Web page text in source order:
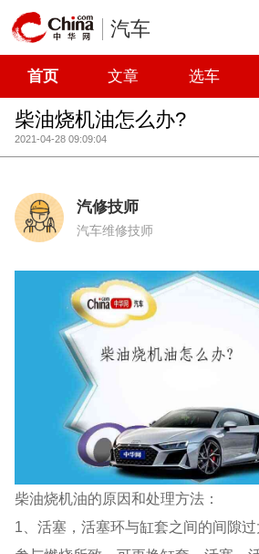
汽车
首页 文章 选车
柴油烧机油怎么办?
2021-04-28 09:09:04
汽修技师
汽车维修技师
柴油烧机油的原因和处理方法：
1、活塞，活塞环与缸套之间的间隙